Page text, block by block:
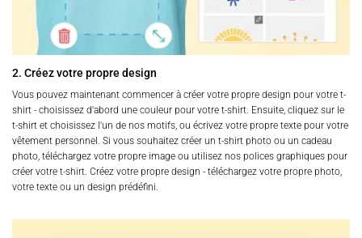
2. Créez votre propre design
Vous pouvez maintenant commencer à créer votre propre design pour votre t-
shirt - choisissez d'abord une couleur pour votre t-shirt. Ensuite, cliquez sur le
t-shirt et choisissez l'un de nos motifs, ou écrivez votre propre texte pour votre
vêtement personnel. Si vous souhaitez créer un t-shirt photo ou un cadeau
photo, téléchargez votre propre image ou utilisez nos polices graphiques pour
créer votre t-shirt. Créez votre propre design - téléchargez votre propre photo,
votre texte ou un design prédéfini.